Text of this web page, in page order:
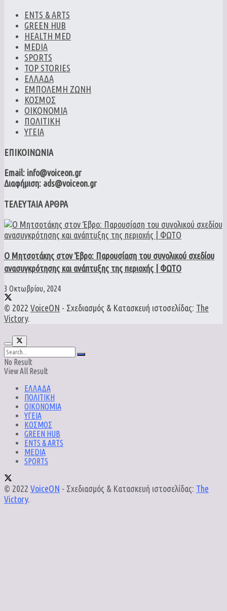
ENTS & ARTS
GREEN HUB
HEALTH MED
MEDIA
SPORTS
TOP STORIES
ΕΛΛΑΔΑ
ΕΜΠΟΛΕΜΗ ΖΩΝΗ
ΚΟΣΜΟΣ
ΟΙΚΟΝΟΜΙΑ
ΠΟΛΙΤΙΚΗ
ΥΓΕΙΑ
ΕΠΙΚΟΙΝΩΝΙΑ
Email: info@voiceon.gr
Διαφήμιση: ads@voiceon.gr
ΤΕΛΕΥΤΑΙΑ ΑΡΘΡΑ
Ο Μητσοτάκης στον Έβρο: Παρουσίαση του συνολικού σχεδίου
ανασυγκρότησης και ανάπτυξης της περιοχής | ΦΩΤΟ
3 Οκτωβρίου, 2024
© 2022 VoiceON - Σχεδιασμός & Κατασκευή ιστοσελίδας: The
Victory.
No Result
View All Result
ΕΛΛΑΔΑ
ΠΟΛΙΤΙΚΗ
ΟΙΚΟΝΟΜΙΑ
ΥΓΕΙΑ
ΚΟΣΜΟΣ
GREEN HUB
ENTS & ARTS
MEDIA
SPORTS
© 2022 VoiceON - Σχεδιασμός & Κατασκευή ιστοσελίδας: The
Victory.